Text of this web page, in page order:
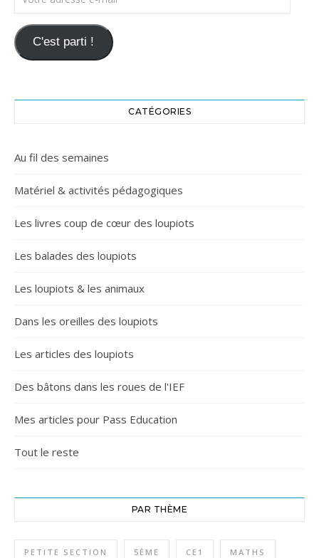
C'est parti !
CATÉGORIES
Au fil des semaines
Matériel & activités pédagogiques
Les livres coup de cœur des loupiots
Les balades des loupiots
Les loupiots & les animaux
Dans les oreilles des loupiots
Les articles des loupiots
Des bâtons dans les roues de l'IEF
Mes articles pour Pass Education
Tout le reste
PAR THÈME
PETITE SECTION 5ÈME CE1 MATHS